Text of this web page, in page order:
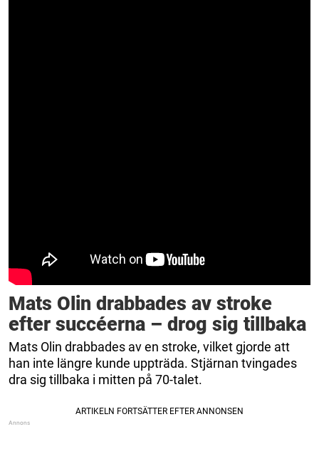
Mats Olin drabbades av stroke
efter succéerna – drog sig tillbaka
Mats Olin drabbades av en stroke, vilket gjorde att
han inte längre kunde uppträda. Stjärnan tvingades
dra sig tillbaka i mitten på 70-talet.